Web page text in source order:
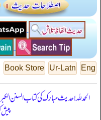
Eng
Ur-Latn
Book Store
الحمدللہ! حدیث مبارک کی کتاب السنن